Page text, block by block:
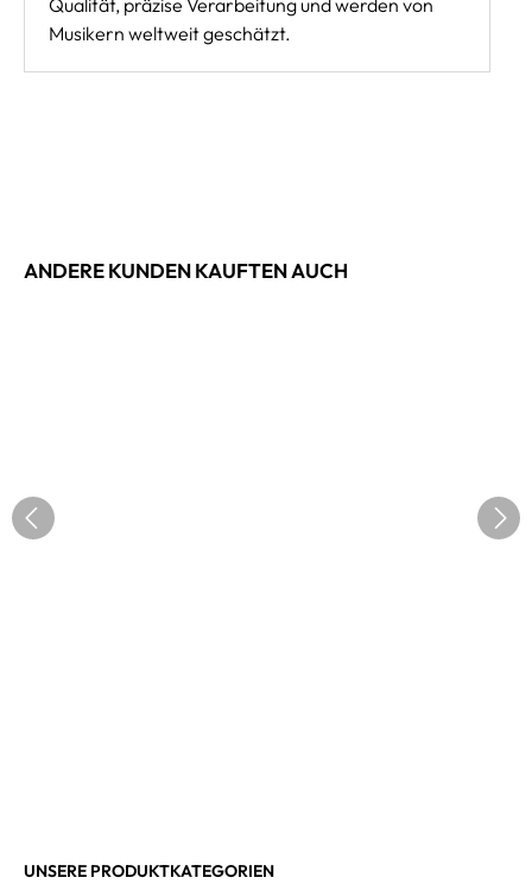
Qualität, präzise Verarbeitung und werden von
Musikern weltweit geschätzt.
ANDERE KUNDEN KAUFTEN AUCH
UNSERE PRODUKTKATEGORIEN